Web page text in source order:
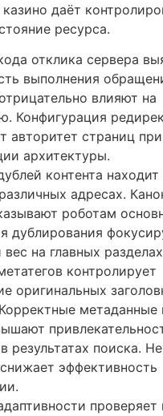
даёт
ресурса.
отклика сервера
выполнения
влияют на
Конфигурация
авторитет страниц при
архитектуры.
контента
адресах.
роботам
дублирования
на главных
контролирует
оригинальных
метаданные
результатах поиска.
эффективность
проверяет